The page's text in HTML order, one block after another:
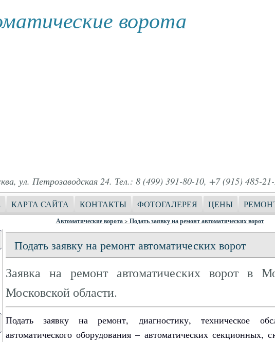
ворота
ул. Петрозаводская 24. Тел.: 8 (499) 391-80-10, +7 (915) 485-
КАРТА САЙТА КОНТАКТЫ ФОТОГАЛЕРЕЯ ЦЕНЫ
Автоматические ворота> Подать заявку на ремонт автоматических ворот
Подать заявку на ремонт автоматических ворот
Заявка на ремонт автоматических ворот в
Московской области.
Подать заявку на ремонт, диагностику, техническое
автоматического оборудования – автоматических секционных,